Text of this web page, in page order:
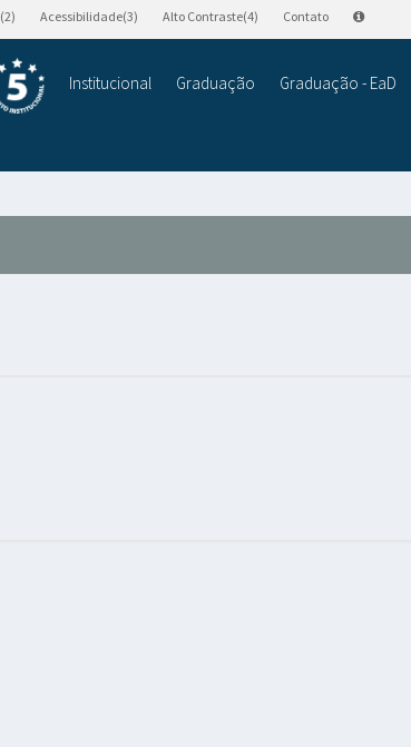
Acessibilidade(3) Alto Contraste(4) Contato
Institucional Graduação Graduação - EaD